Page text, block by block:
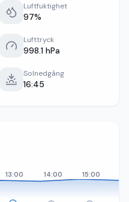
Luftfuktighet
97%
Lufttryck
998.1 hPa
Solnedgång
16:45
13:00 14:00 15:00